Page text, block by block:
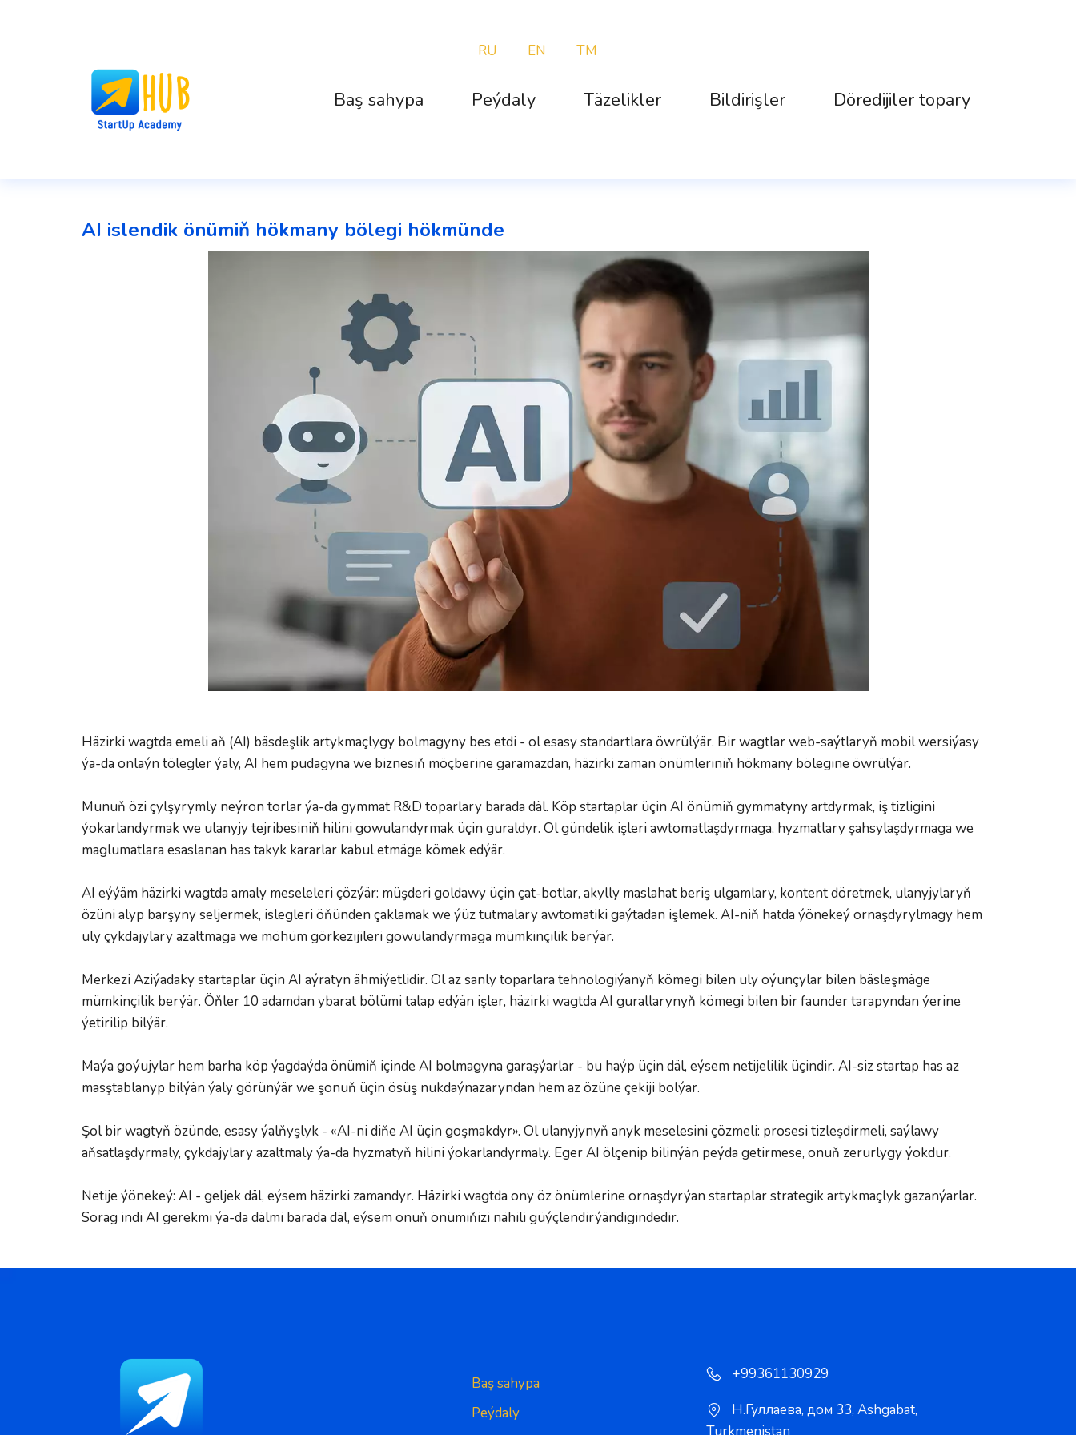
RU EN TM
Baş sahypa Peýdaly Täzelikler Bildirişler Döredijiler topary
AI islendik önümiň hökmany bölegi hökmünde
Häzirki wagtda emeli aň (AI) bäsdeşlik artykmaçlygy bolmagyny bes etdi - ol esasy standartlara öwrülýär. Bir wagtlar web-saýtlaryň mobil wersiýasy
ýa-da onlaýn tölegler ýaly, AI hem pudagyna we biznesiň möçberine garamazdan, häzirki zaman önümleriniň hökmany bölegine öwrülýär.
Munuň özi çylşyrymly neýron torlar ýa-da gymmat R&D toparlary barada däl. Köp startaplar üçin AI önümiň gymmatyny artdyrmak, iş tizligini
ýokarlandyrmak we ulanyjy tejribesiniň hilini gowulandyrmak üçin guraldyr. Ol gündelik işleri awtomatlaşdyrmaga, hyzmatlary şahsylaşdyrmaga we
maglumatlara esaslanan has takyk kararlar kabul etmäge kömek edýär.
AI eýýäm häzirki wagtda amaly meseleleri çözýär: müşderi goldawy üçin çat-botlar, akylly maslahat beriş ulgamlary, kontent döretmek, ulanyjylaryň
özüni alyp barşyny seljermek, islegleri öňünden çaklamak we ýüz tutmalary awtomatiki gaýtadan işlemek. AI-niň hatda ýönekeý ornaşdyrylmagy hem
uly çykdajylary azaltmaga we möhüm görkezijileri gowulandyrmaga mümkinçilik berýär.
Merkezi Aziýadaky startaplar üçin AI aýratyn ähmiýetlidir. Ol az sanly toparlara tehnologiýanyň kömegi bilen uly oýunçylar bilen bäsleşmäge
mümkinçilik berýär. Öňler 10 adamdan ybarat bölümi talap edýän işler, häzirki wagtda AI gurallarynyň kömegi bilen bir faunder tarapyndan ýerine
ýetirilip bilýär.
Maýa goýujylar hem barha köp ýagdaýda önümiň içinde AI bolmagyna garaşýarlar - bu haýp üçin däl, eýsem netijelilik üçindir. AI-siz startap has az
masştablanyp bilýän ýaly görünýär we şonuň üçin ösüş nukdaýnazaryndan hem az özüne çekiji bolýar.
Şol bir wagtyň özünde, esasy ýalňyşlyk - «AI-ni diňe AI üçin goşmakdyr». Ol ulanyjynyň anyk meselesini çözmeli: prosesi tizleşdirmeli, saýlawy
aňsatlaşdyrmaly, çykdajylary azaltmaly ýa-da hyzmatyň hilini ýokarlandyrmaly. Eger AI ölçenip bilinýän peýda getirmese, onuň zerurlygy ýokdur.
Netije ýönekeý: AI - geljek däl, eýsem häzirki zamandyr. Häzirki wagtda ony öz önümlerine ornaşdyrýan startaplar strategik artykmaçlyk gazanýarlar.
Sorag indi AI gerekmi ýa-da dälmi barada däl, eýsem onuň önümiňizi nähili güýçlendirýändigindedir.
Baş sahypa
Peýdaly
+99361130929
Н.Гуллаева, дом 33, Ashgabat,